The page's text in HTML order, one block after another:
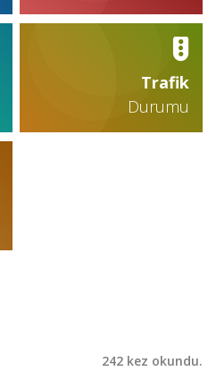
Trafik
Durumu
242 kez okundu.